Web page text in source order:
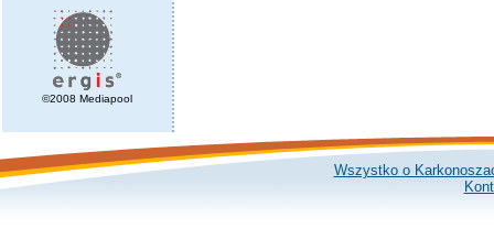
©2008 Mediapool
Wszystko o